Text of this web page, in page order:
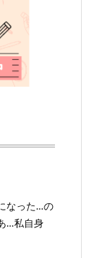
なった…の
…私自身